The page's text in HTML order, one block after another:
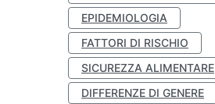
EPIDEMIOLOGIA
FATTORI DI RISCHIO
SICUREZZA ALIMENTARE
DIFFERENZE DI GENERE